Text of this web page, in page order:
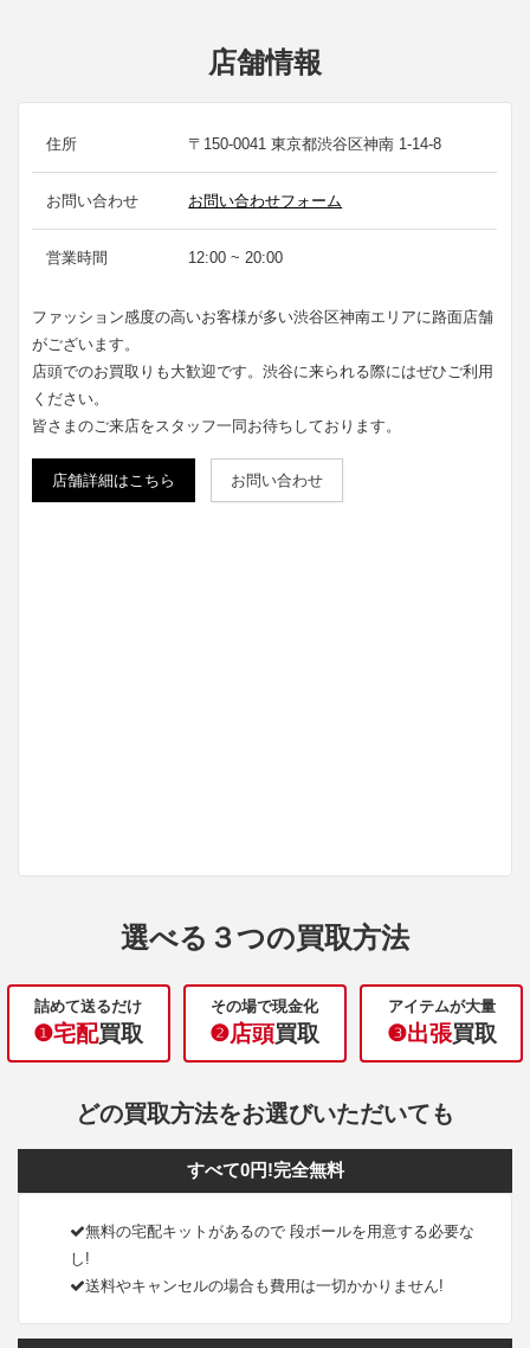
店舗情報
住所 〒150-0041 東京都渋谷区神南 1-14-8
お問い合わせ お問い合わせフォーム
営業時間 12:00 ~ 20:00
ファッション感度の高いお客様が多い渋谷区神南エリアに路面店舗
がございます。
店頭でのお買取りも大歓迎です。渋谷に来られる際にはぜひご利用
ください。
皆さまのご来店をスタッフ一同お待ちしております。
店舗詳細はこちら お問い合わせ
選べる３つの買取方法
詰めて送るだけ
❶宅配買取
その場で現金化
❷店頭買取
アイテムが大量
❸出張買取
どの買取方法をお選びいただいても
すべて0円!完全無料
無料の宅配キットがあるので 段ボールを用意する必要な
し!
送料やキャンセルの場合も費用は一切かかりません!